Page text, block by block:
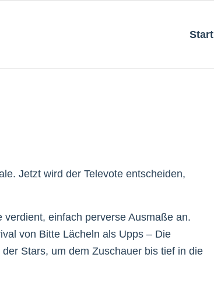
Start
Jetzt wird der Televote entscheiden,
einfach perverse Ausmaße an.
von Bitte Lächeln als Upps – Die
Stars, um dem Zuschauer bis tief in die